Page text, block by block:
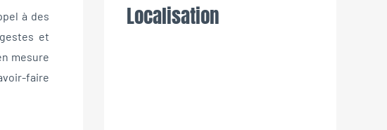
à des
et
mesure
faire
Localisation